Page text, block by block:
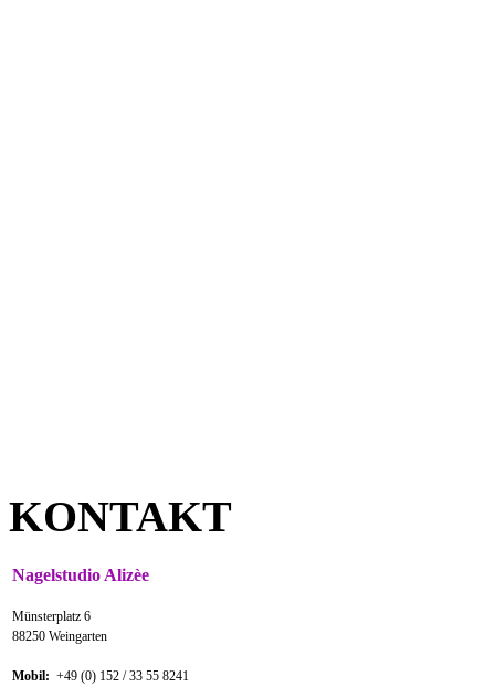
KONTAKT
Nagelstudio Alizèe
Münsterplatz 6
88250 Weingarten
Mobil: +49 (0) 152 / 33 55 8241